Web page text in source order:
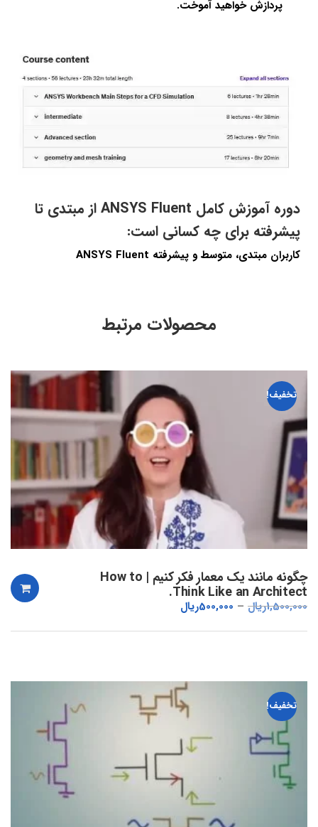
پردازش خواهید آموخت.
دوره آموزش کامل ANSYS Fluent از مبتدی تا
پیشرفته برای چه کسانی است:
کاربران مبتدی، متوسط و پیشرفته ANSYS Fluent
محصولات مرتبط
تخفیف!
چگونه مانند یک معمار فکر کنیم | How to
Think Like an Architect.
1,500,000ریال 500,000ریال
تخفیف!